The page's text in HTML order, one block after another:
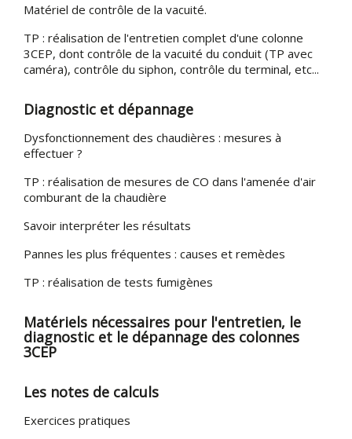
Matériel de contrôle de la vacuité.
TP : réalisation de l'entretien complet d'une colonne
3CEP, dont contrôle de la vacuité du conduit (TP avec
caméra), contrôle du siphon, contrôle du terminal, etc...
Diagnostic et dépannage
Dysfonctionnement des chaudières : mesures à
effectuer ?
TP : réalisation de mesures de CO dans l'amenée d'air
comburant de la chaudière
Savoir interpréter les résultats
Pannes les plus fréquentes : causes et remèdes
TP : réalisation de tests fumigènes
Matériels nécessaires pour l'entretien, le
diagnostic et le dépannage des colonnes
3CEP
Les notes de calculs
Exercices pratiques